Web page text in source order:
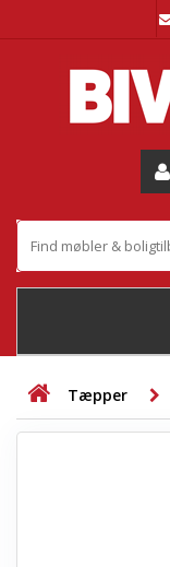
STUE
Tæpper